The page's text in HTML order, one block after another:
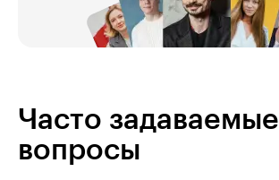
Часто задаваемые
вопросы